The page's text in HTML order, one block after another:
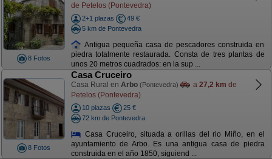
8 Fotos
de Petelos (Pontevedra)
2+1 plazas
49 €
5 km de Pontevedra
Antigua pequeña casa de pescadores construida en
piedra totalmente restaurada. Consta de tres plantas de
unos 20 metros cuadrados: en la sup ...
8 Fotos
Casa Cruceiro
Casa Rural en Arbo (Pontevedra) a 27,2 km de
Petelos (Pontevedra)
10 plazas
25 €
72 km de Pontevedra
Casa Cruceiro, situada a orillas del rio Miño, en el
ayuntamiento de Arbo. Es una antigua casa de piedra
construida en el año 1850, siguiend ...